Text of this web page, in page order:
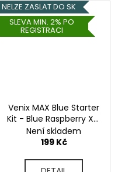
NELZE ZASLAT DO SK
SLEVA MIN. 2% PO
REGISTRACI
Venix MAX Blue Starter
Kit - Blue Raspberry X -
20mg
Není skladem
199 Kč